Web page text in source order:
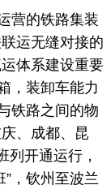
营的铁路集装
运无缝对接的
体系建设重要
，装卸车能力
铁路之间的物
、成都、昆
列开通运行，
，钦州至波兰